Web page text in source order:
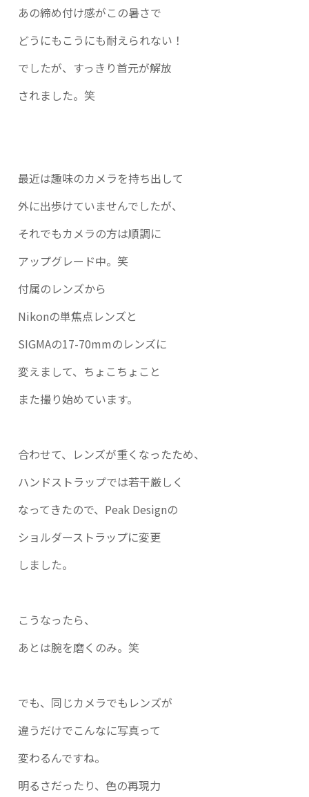
あの締め付け感がこの暑さで
どうにもこうにも耐えられない！
でしたが、すっきり首元が解放
されました。笑
最近は趣味のカメラを持ち出して
外に出歩けていませんでしたが、
それでもカメラの方は順調に
アップグレード中。笑
付属のレンズから
Nikonの単焦点レンズと
SIGMAの17-70mmのレンズに
変えまして、ちょこちょこと
また撮り始めています。
合わせて、レンズが重くなったため、
ハンドストラップでは若干厳しく
なってきたので、Peak Designの
ショルダーストラップに変更
しました。
こうなったら、
あとは腕を磨くのみ。笑
でも、同じカメラでもレンズが
違うだけでこんなに写真って
変わるんですね。
明るさだったり、色の再現力